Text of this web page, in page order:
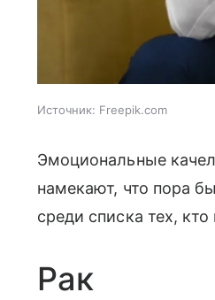
Источник: Freepik.com
Эмоциональные
намекают, что пора
среди списка тех,
Рак